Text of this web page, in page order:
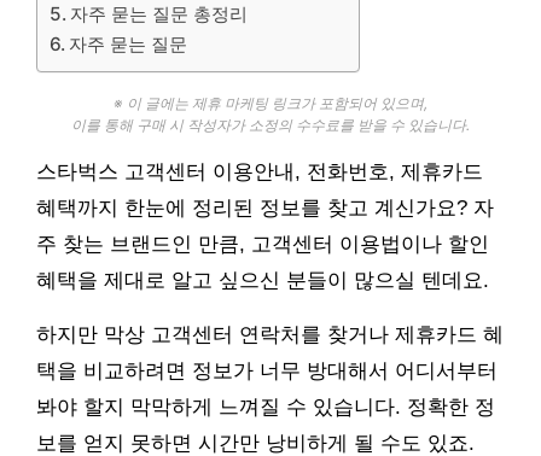
자주 묻는 질문 총정리
자주 묻는 질문
※ 이 글에는 제휴 마케팅 링크가 포함되어 있으며,
이를 통해 구매 시 작성자가 소정의 수수료를 받을 수 있습니다.
스타벅스 고객센터 이용안내, 전화번호, 제휴카드
혜택까지 한눈에 정리된 정보를 찾고 계신가요? 자
주 찾는 브랜드인 만큼, 고객센터 이용법이나 할인
혜택을 제대로 알고 싶으신 분들이 많으실 텐데요.
하지만 막상 고객센터 연락처를 찾거나 제휴카드 혜
택을 비교하려면 정보가 너무 방대해서 어디서부터
봐야 할지 막막하게 느껴질 수 있습니다. 정확한 정
보를 얻지 못하면 시간만 낭비하게 될 수도 있죠.